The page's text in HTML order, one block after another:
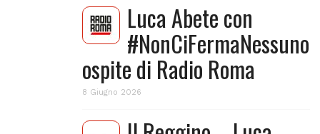
Luca Abete con
#NonCiFermaNessuno
ospite di Radio Roma
8 Giugno 2026